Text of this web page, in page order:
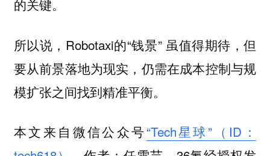
的关键。
所以说，Robotaxi的“钱景” 虽值得期待，但
要从前景落地为现实，仍需在成本控制与规
模扩张之间找到精准平衡。
本文来自微信公众号“Tech星球”（ID：